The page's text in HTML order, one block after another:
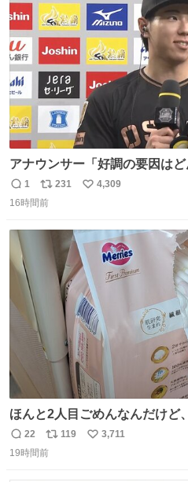
数
アナウンサー「好調の要因は
「え〜、、、要因、、、」 阪
「ファンのおかげですっ！😎」 阪神ファンやっぱりオモロ
返
信
1
リ
ポ
231
い
数
4,309
16時間前
ほんと2人目ごめんなんだけど
字フックで吊るしてる😂
返
信
22
リ
ポ
119
い
3,711
19時間前